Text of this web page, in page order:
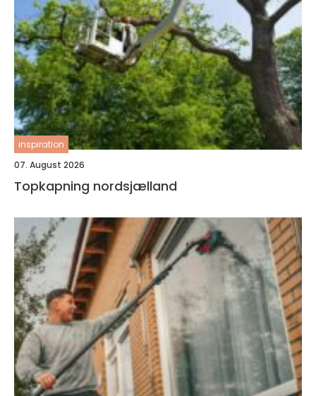
inspiration
07. August 2026
Topkapning nordsjælland